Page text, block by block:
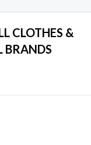
CLOTHES &